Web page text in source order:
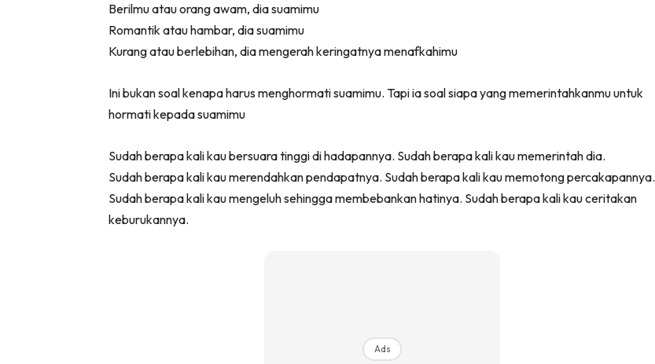
Berilmu atau orang awam, dia suamimu
Romantik atau hambar, dia suamimu
Kurang atau berlebihan, dia mengerah keringatnya menafkahimu
Ini bukan soal kenapa harus menghormati suamimu. Tapi ia soal siapa yang memerintahkanmu untuk
hormati kepada suamimu
Sudah berapa kali kau bersuara tinggi di hadapannya. Sudah berapa kali kau memerintah dia.
Sudah berapa kali kau merendahkan pendapatnya. Sudah berapa kali kau memotong percakapannya.
Sudah berapa kali kau mengeluh sehingga membebankan hatinya. Sudah berapa kali kau ceritakan
keburukannya.
Ads